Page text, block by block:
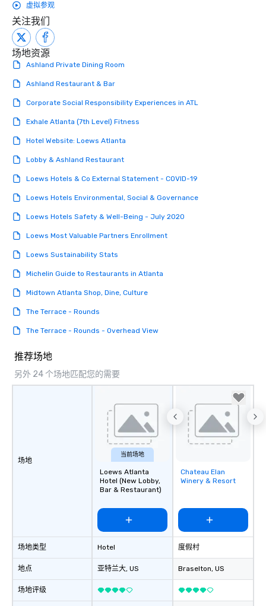
虚拟参观
关注我们
场地资源
Ashland Private Dining Room
Ashland Restaurant & Bar
Corporate Social Responsibility Experiences in ATL
Exhale Atlanta (7th Level) Fitness
Hotel Website: Loews Atlanta
Lobby & Ashland Restaurant
Loews Hotels & Co External Statement - COVID-19
Loews Hotels Environmental, Social & Governance
Loews Hotels Safety & Well-Being - July 2020
Loews Most Valuable Partners Enrollment
Loews Sustainability Stats
Michelin Guide to Restaurants in Atlanta
Midtown Atlanta Shop, Dine, Culture
The Terrace - Rounds
The Terrace - Rounds - Overhead View
推荐场地
另外 24 个场地匹配您的需要
场地
场地类型
地点
场地评级
当前场地
Loews Atlanta
Hotel (New Lobby,
Bar & Restaurant)
Hotel
亚特兰大, US
Removed from
favorites
Chateau Elan
Winery & Resort
度假村
Braselton, US